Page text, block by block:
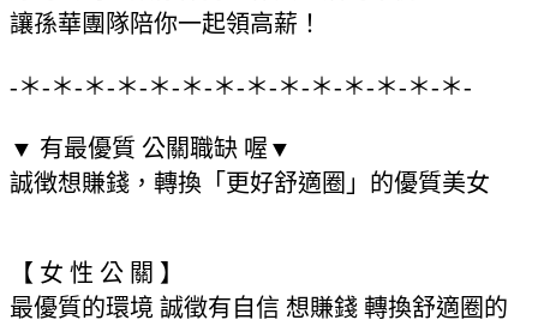
讓孫華團隊陪你一起領高薪！
-＊-＊-＊-＊-＊-＊-＊-＊-＊-＊-＊-＊-＊-＊-
▼ 有最優質 公關職缺 喔▼
誠徴想賺錢，轉換「更好舒適圈」的優質美女
【 女 性 公 關 】
最優質的環境 誠徵有自信 想賺錢 轉換舒適圈的